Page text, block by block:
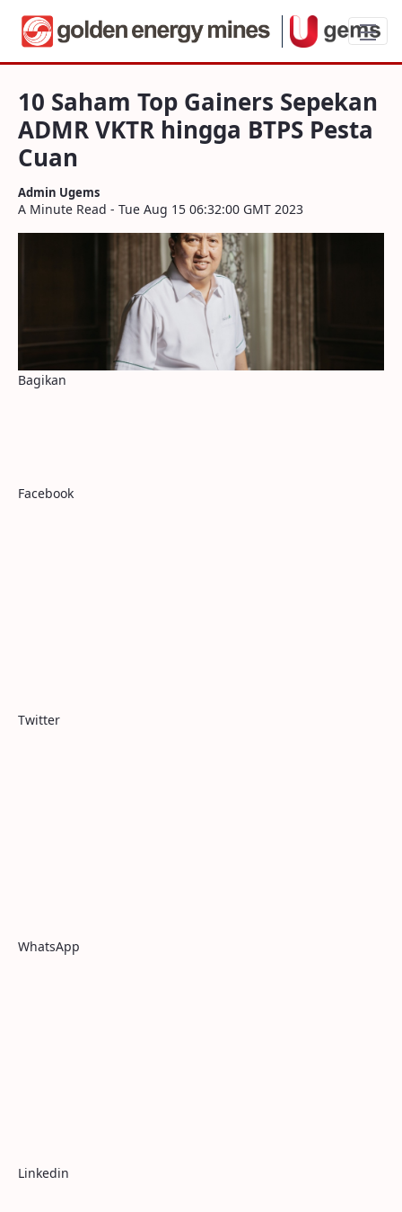
10 Saham Top Gainers Sepekan ADMR
10 Saham Top Gainers Sepekan
ADMR VKTR hingga BTPS Pesta
Cuan
Admin Ugems
A Minute Read - Tue Aug 15 06:32:00 GMT 2023
Bagikan
Facebook
Twitter
WhatsApp
Linkedin